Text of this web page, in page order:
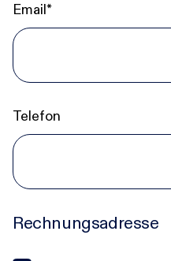
Email*
Telefon
Rechnungsadresse